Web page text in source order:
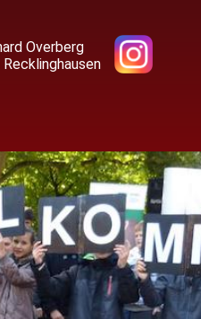
Overberg